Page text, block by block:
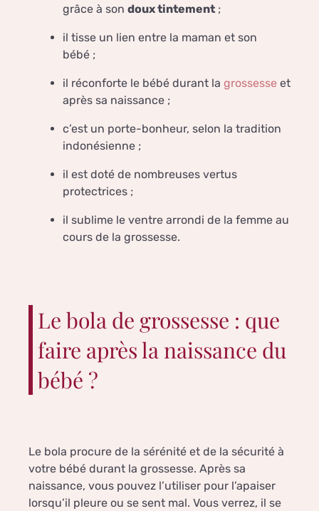
grâce à son doux tintement ;
il tisse un lien entre la maman et son
bébé ;
il réconforte le bébé durant la grossesse et
après sa naissance ;
c’est un porte-bonheur, selon la tradition
indonésienne ;
il est doté de nombreuses vertus
protectrices ;
il sublime le ventre arrondi de la femme au
cours de la grossesse.
Le bola de grossesse : que
faire après la naissance du
bébé ?
Le bola procure de la sérénité et de la sécurité à
votre bébé durant la grossesse. Après sa
naissance, vous pouvez l’utiliser pour l’apaiser
lorsqu’il pleure ou se sent mal. Vous verrez, il se